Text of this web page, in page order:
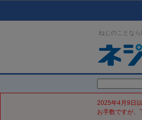
ねじのことな
2025年4月9日
お手数ですが、